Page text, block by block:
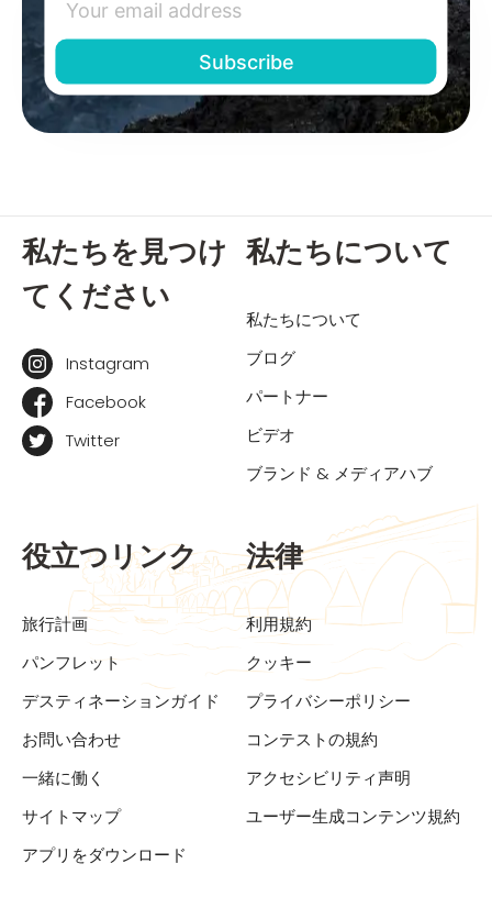
私たちを見つけ
てください
Instagram
Facebook
Twitter
私たちについて
私たちについて
ブログ
パートナー
ビデオ
ブランド & メディアハブ
役立つリンク
旅行計画
パンフレット
デスティネーションガイド
お問い合わせ
一緒に働く
サイトマップ
アプリをダウンロード
法律
利用規約
クッキー
プライバシーポリシー
コンテストの規約
アクセシビリティ声明
ユーザー生成コンテンツ規約